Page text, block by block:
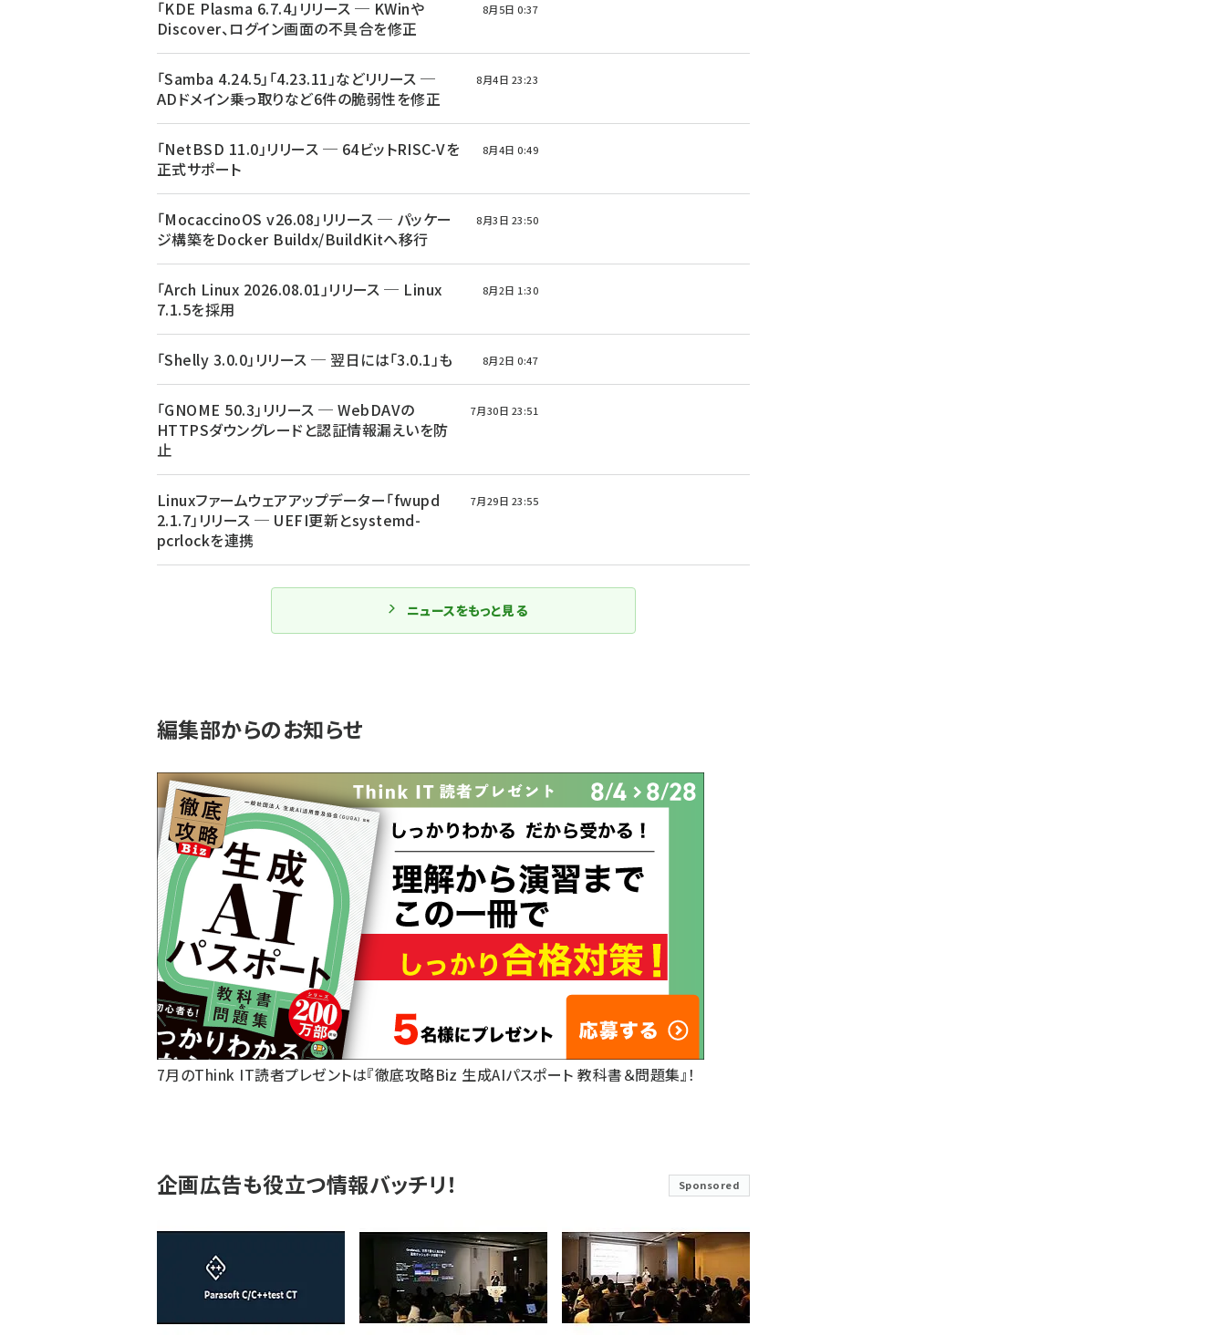
「KDE Plasma 6.7.4」リリース ─ KWinや
Discover、ログイン画面の不具合を修正
8月5日 0:37
「Samba 4.24.5」「4.23.11」などリリース ─
ADドメイン乗っ取りなど6件の脆弱性を修正
8月4日 23:23
「NetBSD 11.0」リリース ─ 64ビットRISC-Vを
正式サポート
8月4日 0:49
「MocaccinoOS v26.08」リリース ─ パッケー
ジ構築をDocker Buildx/BuildKitへ移行
8月3日 23:50
「Arch Linux 2026.08.01」リリース ─ Linux
7.1.5を採用
8月2日 1:30
「Shelly 3.0.0」リリース ─ 翌日には「3.0.1」も 8月2日 0:47
「GNOME 50.3」リリース ─ WebDAVの
HTTPSダウングレードと認証情報漏えいを防
止
7月30日 23:51
Linuxファームウェアアップデーター「fwupd
2.1.7」リリース ─ UEFI更新とsystemd-
pcrlockを連携
7月29日 23:55
ニュースをもっと見る
編集部からのお知らせ
7月のThink IT読者プレゼントは『徹底攻略Biz 生成AIパスポート 教科書＆問題集』！
企画広告も役立つ情報バッチリ！ Sponsored